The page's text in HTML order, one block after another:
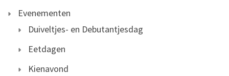
Evenementen
Duiveltjes- en Debutantjesdag
Eetdagen
Kienavond